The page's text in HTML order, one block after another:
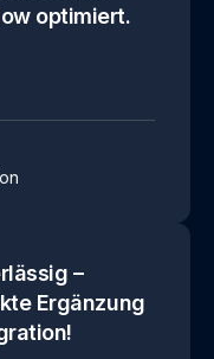
optimiert.
–
Ergänzung